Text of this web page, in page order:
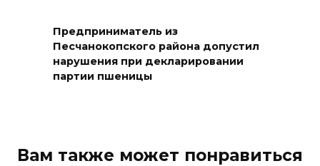
предупреждение из-за
высокого риска пожаров
08 августа 2026 09:32
вражеские БПЛА
Предприниматель из
Песчанокопского района допустил
нарушения при декларировании
партии пшеницы
Вам также может понравиться